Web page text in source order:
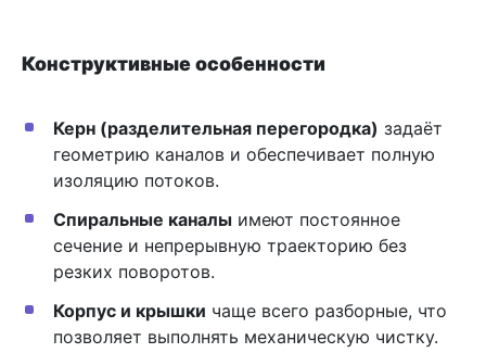
Конструктивные особенности
Керн (разделительная перегородка) задаёт
геометрию каналов и обеспечивает полную
изоляцию потоков.
Спиральные каналыимеют постоянное
сечение и непрерывную траекторию без
резких поворотов.
Корпус и крышки чаще всего разборные, что
позволяет выполнять механическую чистку.